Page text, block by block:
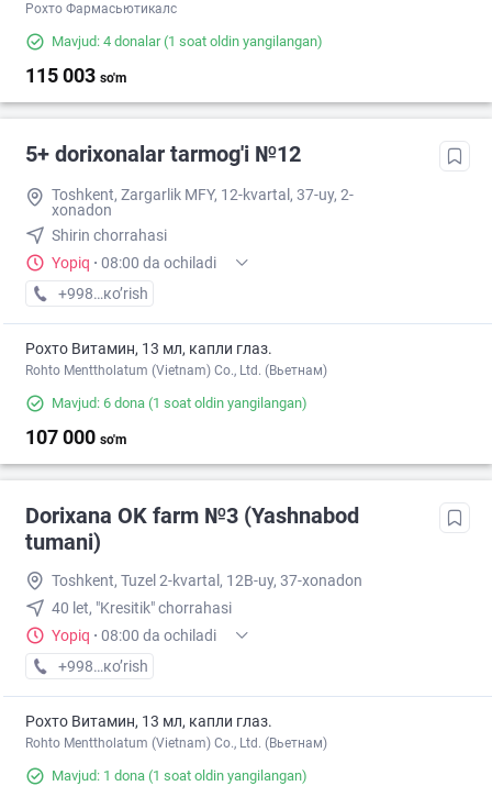
Рохто Фармасьютикалс
Mavjud: 4 donalar(1 soat oldin yangilangan)
115 003 so'm
5+ dorixonalar tarmog'i №12
Toshkent, Zargarlik MFY, 12-kvartal, 37-uy, 2-
xonadon
Shirin chorrahasi
Yopiq · 08:00 da ochiladi
+998 (87) XXX-XX-XX
кo’rish
Рохто Витамин, 13 мл, капли глаз.
Rohto Menttholatum (Vietnam) Co., Ltd. (Вьетнам)
Mavjud: 6 dona (1 soat oldin yangilangan)
107 000 so'm
Dorixana OK farm №3 (Yashnabod
tumani)
Toshkent, Tuzel 2-kvartal, 12B-uy, 37-xonadon
40 let, "Kresitik" chorrahasi
Yopiq · 08:00 da ochiladi
+998 (90) XXX-XX-XX
кo’rish
Рохто Витамин, 13 мл, капли глаз.
Rohto Menttholatum (Vietnam) Co., Ltd. (Вьетнам)
Mavjud: 1 dona (1 soat oldin yangilangan)